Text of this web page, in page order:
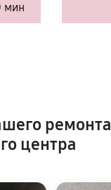
мин
ремонта
центра